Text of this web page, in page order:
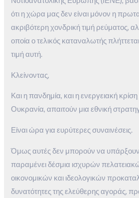
ότι η χώρα μας δεν είναι μόνον η
ακριβότερη χονδρική τιμή ρεύματος,
οποία ο τελικός καταναλωτής
τιμή αυτή.
Κλείνοντας,
Και η πανδημία, και η ενεργειακή
Ουκρανία, απαιτούν μια εθνική
Είναι ώρα για ευρύτερες συναινέσεις.
Όμως αυτές δεν μπορούν να
παραμένει δέσμια ισχυρών
οικονομικών και ιδεολογικών
δυνατότητες της ελεύθερης αγοράς,